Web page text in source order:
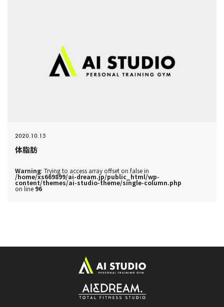
2020.10.15
体脂肪
Warning: Trying to access array offset on false in
/home/xs669899/ai-dream.jp/public_html/wp-
content/themes/ai-studio-theme/single-column.php
on line 96
ト
プ
ペ
ー